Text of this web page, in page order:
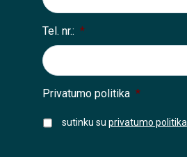
Tel. nr.: *
Privatumo politika *
sutinku su privatumo politika